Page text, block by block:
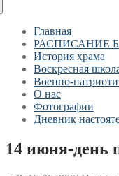
Главная
РАСПИСАНИЕ
История храма
Воскресная
Военно-
О нас
Фотографии
Дневник
14 июня-день